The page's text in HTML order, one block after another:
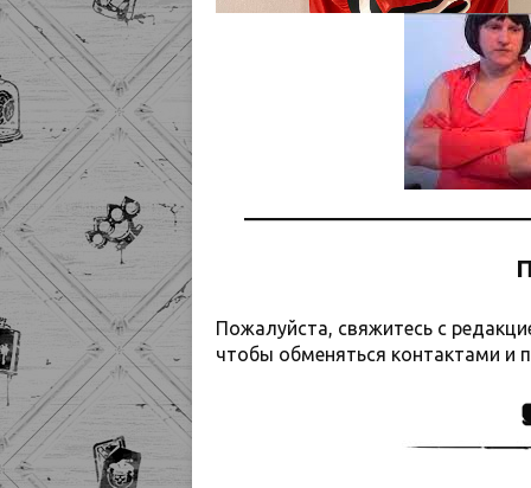
Пожалуйста, свяжитесь с
чтобы обменяться контактами и